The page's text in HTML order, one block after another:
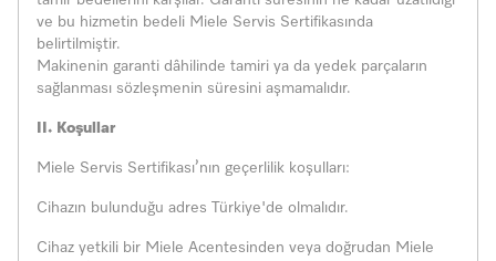
ve bu hizmetin bedeli Miele Servis Sertifikasında
belirtilmiştir.
Makinenin garanti dâhilinde tamiri ya da yedek parçaların
sağlanması sözleşmenin süresini aşmamalıdır.
II. Koşullar
Miele Servis Sertifikası’nın geçerlilik koşulları:
Cihazın bulunduğu adres Türkiye'de olmalıdır.
Cihaz yetkili bir Miele Acentesinden veya doğrudan Miele